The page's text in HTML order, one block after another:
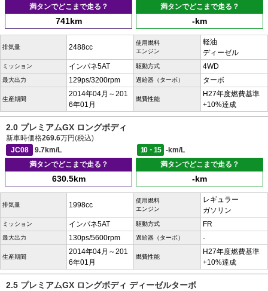
満タンでどこまで走る？
741km
満タンでどこまで走る？
-km
排気量 2488cc
使用燃料
エンジン
軽油
ディーゼル
ミッション インパネ5AT 駆動方式 4WD
最大出力 129ps/3200rpm 過給器（ターボ） ターボ
生産期間
2014年04月～201
6年01月
燃費性能
H27年度燃費基準
+10%達成
2.0 プレミアムGX ロングボディ
新車時価格269.6万円(税込)
JC08
9.7km/L 10・15
-km/L
満タンでどこまで走る？
630.5km
満タンでどこまで走る？
-km
排気量 1998cc
使用燃料
エンジン
レギュラー
ガソリン
ミッション インパネ5AT 駆動方式 FR
最大出力 130ps/5600rpm 過給器（ターボ） -
生産期間
2014年04月～201
6年01月
燃費性能
H27年度燃費基準
+10%達成
2.5 プレミアムGX ロングボディ ディーゼルターボ